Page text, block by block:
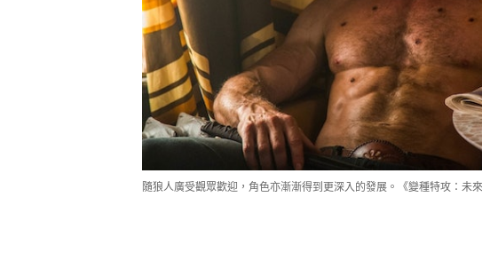
隨狼人廣受觀眾歡迎，角色亦漸漸得到更深入的發展。《變種特攻：未